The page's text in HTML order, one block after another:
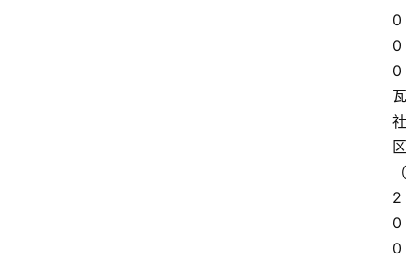
0
0
0
瓦
社
区
（
2
0
0